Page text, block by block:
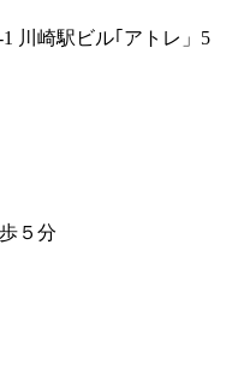
崎駅ビル｢アトレ」5
５分